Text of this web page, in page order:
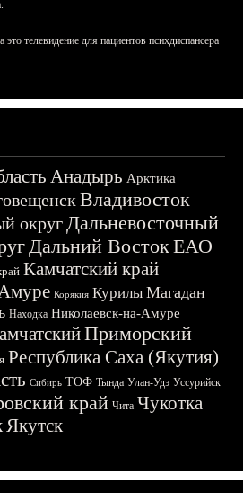
это телевидение для пациентов психдиспансера
Анадырь Арктика
Владивосток
округДальневосточный
Дальний ВостокЕАО
Камчатский край
Корякия Курилы Магадан
Находка Николаевск-на-Амуре
Приморский
Республика Саха (Якутия)
Сибирь ТОФ Тында Улан-Удэ Уссурийск
край Чита Чукотка
Якутск